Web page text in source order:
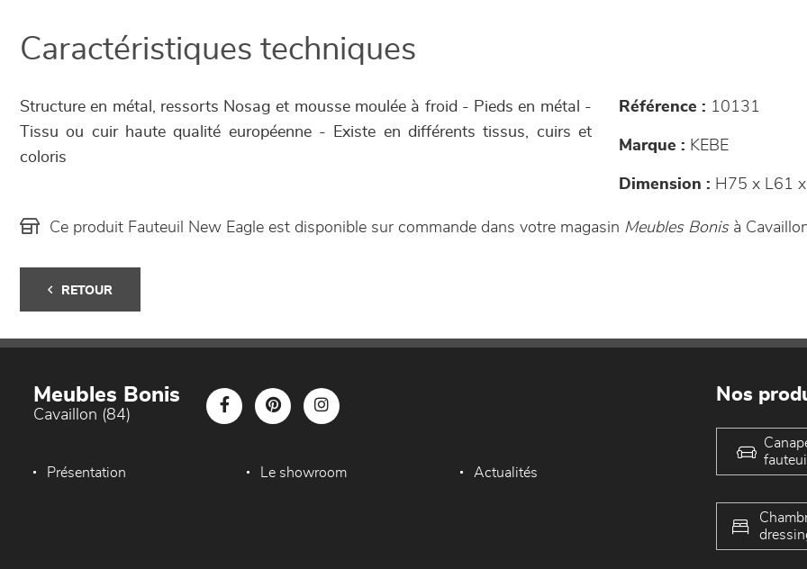
Caractéristiques techniques
Structure en métal, ressorts Nosag et mousse moulée à froid - Pieds en métal -
Tissu ou cuir haute qualité européenne - Existe en différents tissus, cuirs et
coloris
Référence : 10131
Marque : KEBE
Dimension : H75 x L61
Ce produit Fauteuil New Eagle est disponible sur commande dans votre magasin Meubles Bonisà
RETOUR
Meubles Bonis
Cavaillon (84)
Présentation Le showroom Actualités
Nos